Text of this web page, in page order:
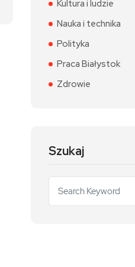
Kultura i ludzie
Nauka i technika
Polityka
Praca Białystok
Zdrowie
Szukaj